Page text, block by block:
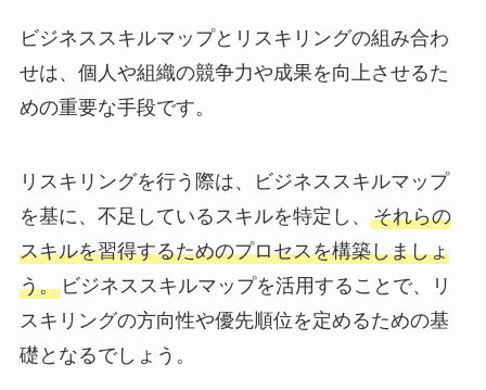
ビジネススキルマップとリスキリングの組み合わ
せは、個人や組織の競争力や成果を向上させるた
めの重要な手段です。
リスキリングを行う際は、ビジネススキルマップ
を基に、不足しているスキルを特定し、 それらの
スキルを習得するためのプロセスを構築しましょ
う。ビジネススキルマップを活用することで、リ
スキリングの方向性や優先順位を定めるための基
礎となるでしょう。